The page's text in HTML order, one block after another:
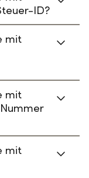
ID?
mit
mit
mit